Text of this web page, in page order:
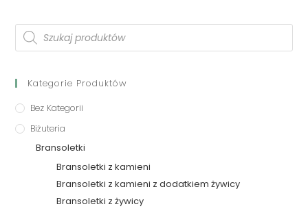
Kategorie Produktów
Bez Kategorii
Biżuteria
Bransoletki
Bransoletki z kamieni
Bransoletki z kamieni z dodatkiem żywicy
Bransoletki z żywicy